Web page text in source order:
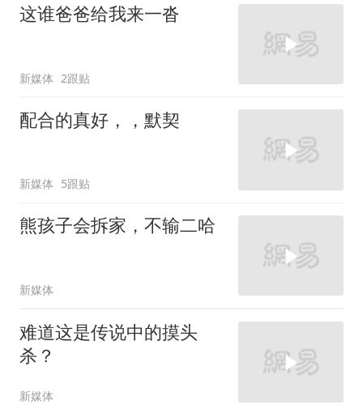
这谁爸爸给我来一沓
新媒体 2跟贴
配合的真好，，默契
新媒体 5跟贴
熊孩子会拆家，不输二哈
新媒体
难道这是传说中的摸头
杀？
新媒体